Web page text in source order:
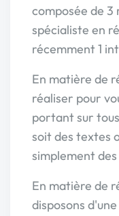
composée de
spécialiste en
récemment 1
En matière de
réaliser pour
portant sur
soit des textes
simplement
En matière de
disposons